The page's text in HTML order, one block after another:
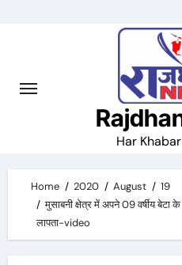
Har
Home 2020 August
19
मुसाबनी क्षेत्र में अपने 09 वर्षीय
लापता-video